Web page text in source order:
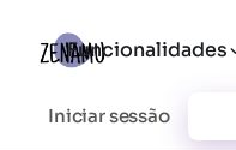
Funcionalidades
Iniciar sessão